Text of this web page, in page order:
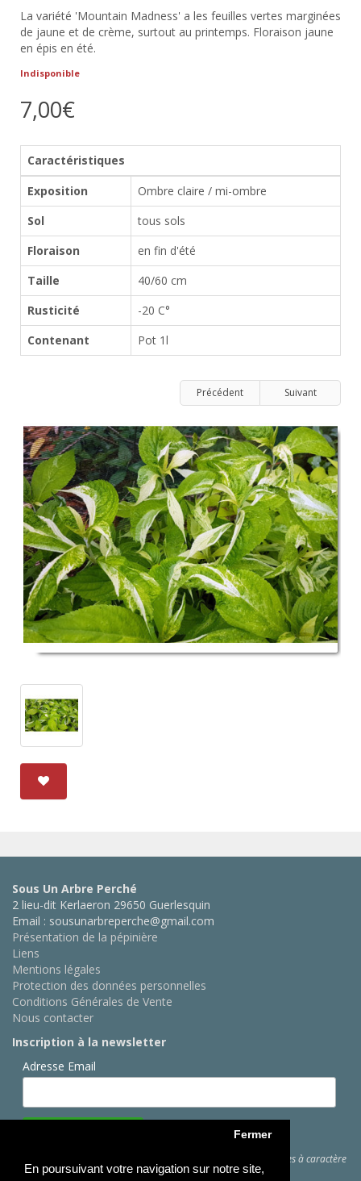
En poursuivant votre navigation sur notre site,
Fermer
La variété 'Mountain Madness' a les feuilles vertes marginées
de jaune et de crème, surtout au printemps. Floraison jaune
en épis en été.
Indisponible
7,00€
Caractéristiques
Exposition
Ombre claire / mi-ombre
Sol
tous sols
Floraison
en fin d'été
Taille
40/60 cm
Rusticité
-20 C°
Contenant
Pot 1l
Précédent Suivant
Sous Un Arbre Perché
2 lieu-dit Kerlaeron 29650 Guerlesquin
Email : sousunarbreperche@gmail.com
Présentation de la pépinière
Liens
Mentions légales
Protection des données personnelles
Conditions Générales de Vente
Nous contacter
Inscription à la newsletter
Adresse Email
pour des informations sur les traitements de données à caractère
personnel